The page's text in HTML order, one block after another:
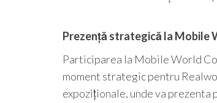
Prezență strategică la Mobile
Participarea la Mobile World
moment strategic pentru
expoziționale, unde va